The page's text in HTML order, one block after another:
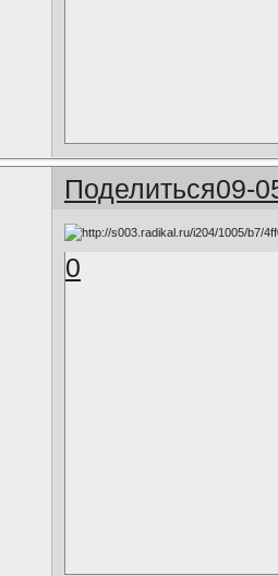
Поделиться09-
0